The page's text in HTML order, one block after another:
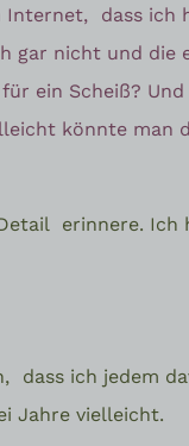
Internet,
dass ich
gar nicht und die
ein Scheiß?
könnte man
erinnere. Ich
dass ich jedem
Jahre vielleicht.